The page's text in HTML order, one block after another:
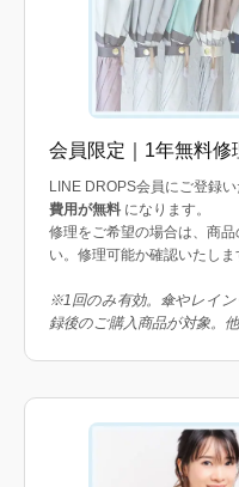
会員限定｜1年無料修
LINE DROPS会員にご登録い
費用が無料 になります。
修理をご希望の場合は、商
い。修理可能か確認いたしま
※1回のみ有効。傘やレイ
録後のご購入商品が対象。